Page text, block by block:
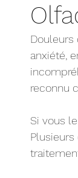
sophrologie
Douleurs
anxiété,
reconnu
Si vous